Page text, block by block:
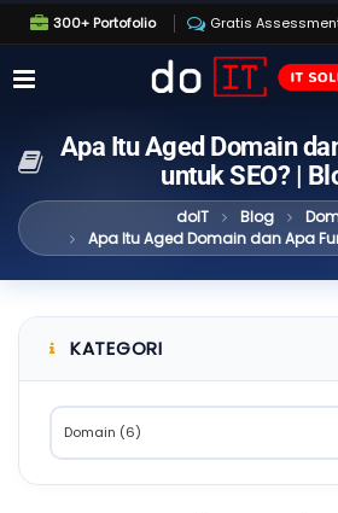
300+ Portofolio Gratis
Apa Itu Aged Domain
untuk SEO? |
doIT Blog
Apa Itu Aged Domain dan Apa
KATEGORI